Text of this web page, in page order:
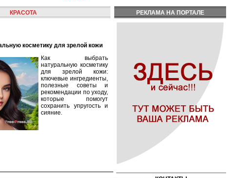
КРАСОТА
косметику для зрелой кожи
Как выбрать
натуральную косметику
для зрелой кожи:
ключевые ингредиенты,
полезные советы и
рекомендации по уходу,
которые помогут
сохранить упругость и
сияние.
РЕКЛАМА НА ПОРТАЛЕ